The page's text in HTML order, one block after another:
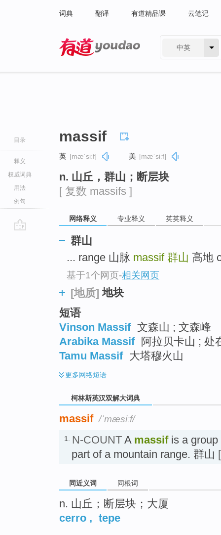
词典 翻译 有道精品课 云笔记
中英
目录
释义
权威词典
用法
例句
massif
英 [mæˈsiːf] 美 [mæˈsiːf]
n. 山丘，群山；断层块
[ 复数 massifs ]
网络释义 专业释义 英英释义
群山
... range 山脉 massif 群山 高地
基于1个网页-相关网页
[地质] 地块
短语
Vinson Massif 文森山 ; 文森峰
Arabika Massif 阿拉贝卡山 ; 处
Tamu Massif 大塔穆火山
更多网络短语
柯林斯英汉双解大词典
massif /ˈmæsiːf/
1. N-COUNT A massifis a group
part of a mountain range. 群山
同近义词 同根词
n. 山丘；断层块；大厦
cerro , tepe